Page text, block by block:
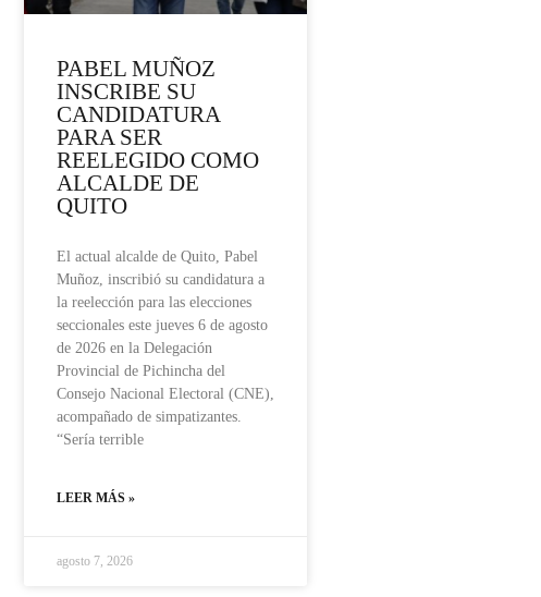
PABEL MUÑOZ
INSCRIBE SU
CANDIDATURA
PARA SER
REELEGIDO COMO
ALCALDE DE
QUITO
El actual alcalde de Quito, Pabel
Muñoz, inscribió su candidatura a
la reelección para las elecciones
seccionales este jueves 6 de agosto
de 2026 en la Delegación
Provincial de Pichincha del
Consejo Nacional Electoral (CNE),
acompañado de simpatizantes.
“Sería terrible
LEER MÁS »
agosto 7, 2026